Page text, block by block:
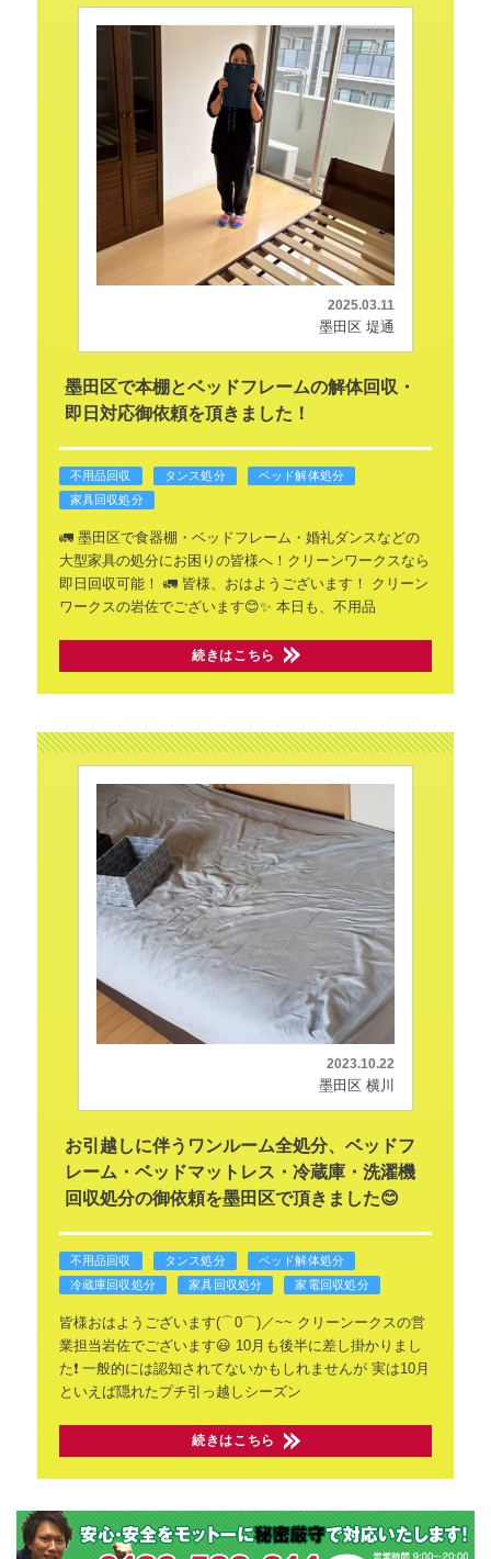
2025.03.11
墨田区 堤通
墨田区で本棚とベッドフレームの解体回収・
即日対応御依頼を頂きました！
不用品回収 タンス処分
ベッド解体処分
家具回収処分
🚛 墨田区で食器棚・ベッドフレーム・婚礼ダンスなどの
大型家具の処分にお困りの皆様へ！クリーンワークスなら
即日回収可能！ 🚛 皆様、おはようございます！
クリーン
ワークスの岩佐でございます😊✨ 本日も、不用品
続きはこちら
2023.10.22
墨田区 横川
お引越しに伴うワンルーム全処分、ベッドフ
レーム・ベッドマットレス・冷蔵庫・洗濯機
回収処分の御依頼を墨田区で頂きました😊
不用品回収 タンス処分
ベッド解体処分
冷蔵庫回収処分
家具回収処分 家電回収処分
皆様おはようございます(⌒0⌒)／~~ クリーンークスの営
業担当岩佐でございます😃 10月も後半に差し掛かりまし
た❗一般的には認知されてないかもしれませんが実は10月
といえば隠れたプチ引っ越しシーズン
続きはこちら